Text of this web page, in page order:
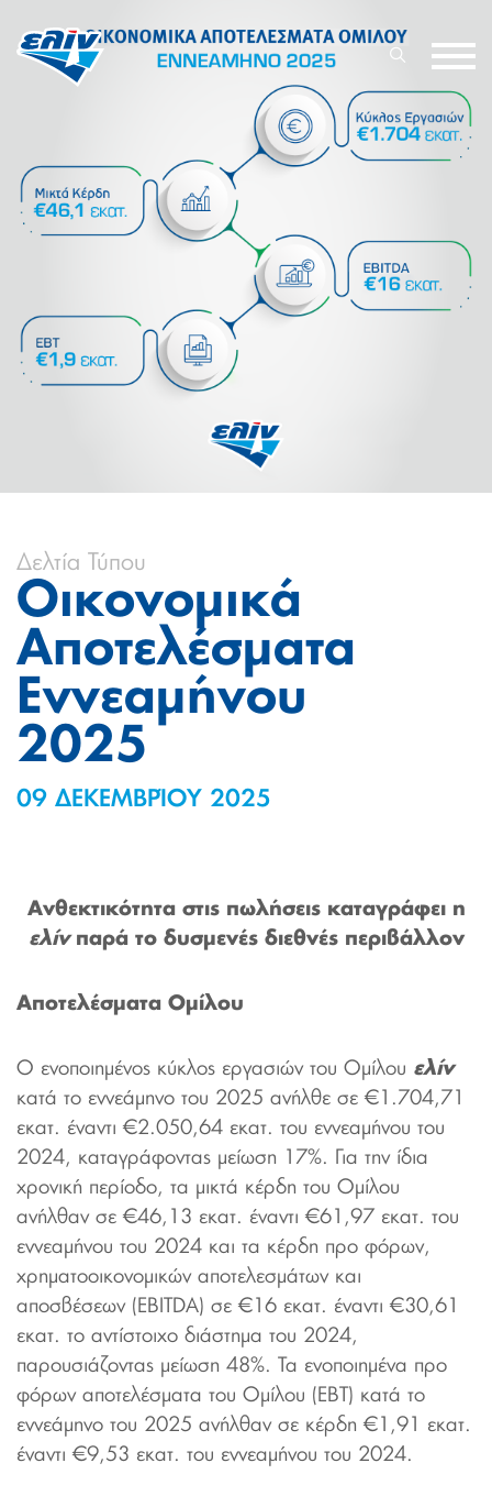
Δελτία Τύπου
Οικονομικά
Αποτελέσματα
Eννεαμήνου
2025
09 ΔΕΚΕΜΒΡΊΟΥ 2025
Ανθεκτικότητα στις πωλήσεις καταγράφει η
ελίνπαρά το δυσμενές διεθνές περιβάλλον
Αποτελέσματα Ομίλου
Ο ενοποιημένος κύκλος εργασιών του Ομίλου ελίν
κατά το εννεάμηνο του 2025 ανήλθε σε €1.704,71
εκατ. έναντι €2.050,64 εκατ. του εννεαμήνου του
2024, καταγράφοντας μείωση 17%. Για την ίδια
χρονική περίοδο, τα μικτά κέρδη του Ομίλου
ανήλθαν σε €46,13 εκατ. έναντι €61,97 εκατ. του
εννεαμήνου του 2024 και τα κέρδη προ φόρων,
χρηματοοικονομικών αποτελεσμάτων και
αποσβέσεων (EBITDA) σε €16 εκατ. έναντι €30,61
εκατ. το αντίστοιχο διάστημα του 2024,
παρουσιάζοντας μείωση 48%. Τα ενοποιημένα προ
φόρων αποτελέσματα του Ομίλου (EBT) κατά το
εννεάμηνο του 2025 ανήλθαν σε κέρδη €1,91 εκατ.
έναντι €9,53 εκατ. του εννεαμήνου του 2024.